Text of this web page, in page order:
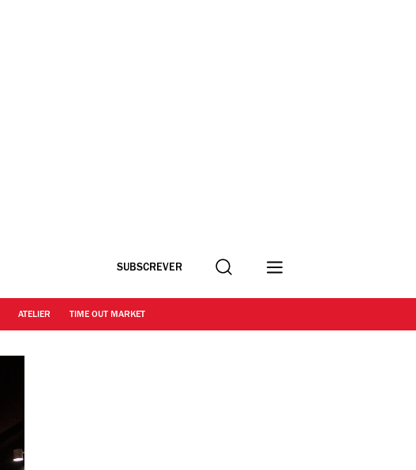
SUBSCREVER Procurar
ATELIER TIME OUT MARKET